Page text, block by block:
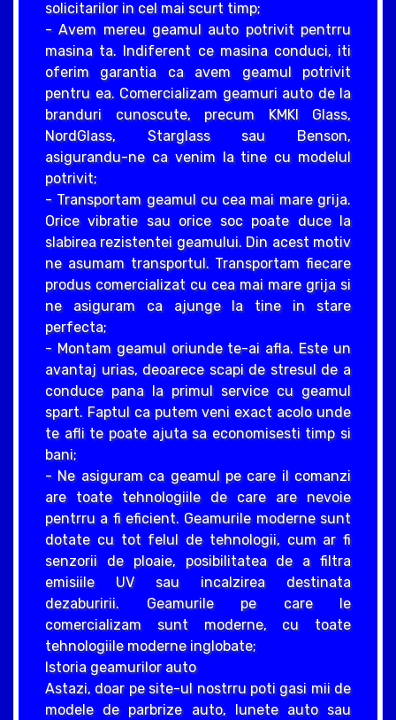
solicitarilor in cel mai scurt timp;
- Avem mereu geamul auto potrivit pentrru
masina ta. Indiferent ce masina conduci, iti
oferim garantia ca avem geamul potrivit
pentru ea. Comercializam geamuri auto de la
branduri cunoscute, precum KMKI Glass,
NordGlass, Starglass sau Benson,
asigurandu-ne ca venim la tine cu modelul
potrivit;
- Transportam geamul cu cea mai mare grija.
Orice vibratie sau orice soc poate duce la
slabirea rezistentei geamului. Din acest motiv
ne asumam transportul. Transportam fiecare
produs comercializat cu cea mai mare grija si
ne asiguram ca ajunge la tine in stare
perfecta;
- Montam geamul oriunde te-ai afla. Este un
avantaj urias, deoarece scapi de stresul de a
conduce pana la primul service cu geamul
spart. Faptul ca putem veni exact acolo unde
te afli te poate ajuta sa economisesti timp si
bani;
- Ne asiguram ca geamul pe care il comanzi
are toate tehnologiile de care are nevoie
pentrru a fi eficient. Geamurile moderne sunt
dotate cu tot felul de tehnologii, cum ar fi
senzorii de ploaie, posibilitatea de a filtra
emisiile UV sau incalzirea destinata
dezaburirii. Geamurile pe care le
comercializam sunt moderne, cu toate
tehnologiile moderne inglobate;
Istoria geamurilor auto
Astazi, doar pe site-ul nostrru poti gasi mii de
modele de parbrize auto, lunete auto sau